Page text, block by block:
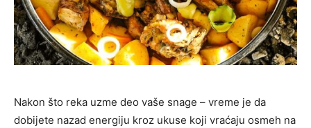
Nakon što reka uzme deo vaše snage – vreme je da
dobijete nazad energiju kroz ukuse koji vraćaju osmeh na